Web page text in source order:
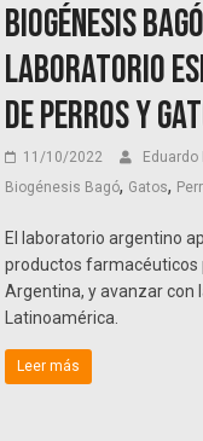
Biogénesis
laboratorio
de perros y
11/10/2022 Eduardo
Biogénesis Bagó, Gatos,
El laboratorio argentino
productos farmacéuticos
Argentina, y avanzar con
Latinoamérica.
Leer más